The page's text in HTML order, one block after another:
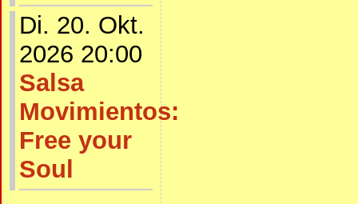
Di. 20. Okt.
2026 20:00
Salsa
Movimientos:
Free your
Soul